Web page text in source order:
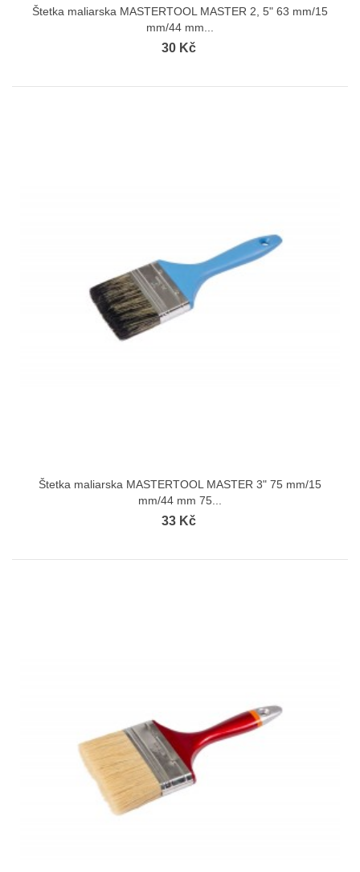
Štetka maliarska MASTERTOOL MASTER 2, 5" 63 mm/15
mm/44 mm...
30 Kč
Štetka maliarska MASTERTOOL MASTER 3" 75 mm/15
mm/44 mm 75...
33 Kč